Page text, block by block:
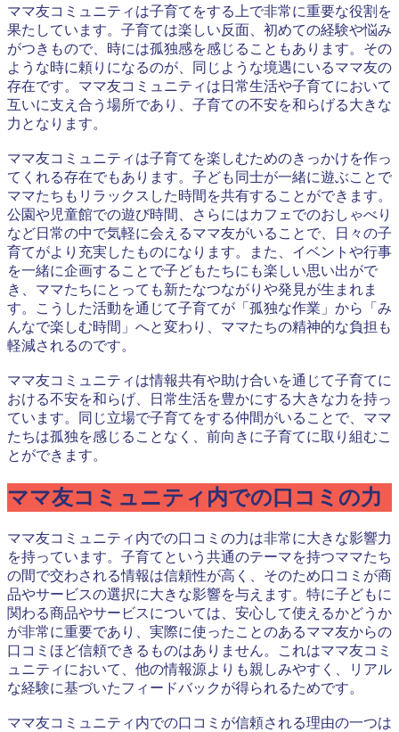
ママ友コミュニティは子育てをする上で非常に重要な役割を
果たしています。子育ては楽しい反面、初めての経験や悩み
がつきもので、時には孤独感を感じることもあります。その
ような時に頼りになるのが、同じような境遇にいるママ友の
存在です。ママ友コミュニティは日常生活や子育てにおいて
互いに支え合う場所であり、子育ての不安を和らげる大きな
力となります。
ママ友コミュニティは子育てを楽しむためのきっかけを作っ
てくれる存在でもあります。子ども同士が一緒に遊ぶことで
ママたちもリラックスした時間を共有することができます。
公園や児童館での遊び時間、さらにはカフェでのおしゃべり
など日常の中で気軽に会えるママ友がいることで、日々の子
育てがより充実したものになります。また、イベントや行事
を一緒に企画することで子どもたちにも楽しい思い出がで
き、ママたちにとっても新たなつながりや発見が生まれま
す。こうした活動を通じて子育てが「孤独な作業」から「み
んなで楽しむ時間」へと変わり、ママたちの精神的な負担も
軽減されるのです。
ママ友コミュニティは情報共有や助け合いを通じて子育てに
おける不安を和らげ、日常生活を豊かにする大きな力を持っ
ています。同じ立場で子育てをする仲間がいることで、ママ
たちは孤独を感じることなく、前向きに子育てに取り組むこ
とができます。
ママ友コミュニティ内での口コミの力
ママ友コミュニティ内での口コミの力は非常に大きな影響力
を持っています。子育てという共通のテーマを持つママたち
の間で交わされる情報は信頼性が高く、そのため口コミが商
品やサービスの選択に大きな影響を与えます。特に子どもに
関わる商品やサービスについては、安心して使えるかどうか
が非常に重要であり、実際に使ったことのあるママ友からの
口コミほど信頼できるものはありません。これはママ友コミ
ュニティにおいて、他の情報源よりも親しみやすく、リアル
な経験に基づいたフィードバックが得られるためです。
ママ友コミュニティ内での口コミが信頼される理由の一つは